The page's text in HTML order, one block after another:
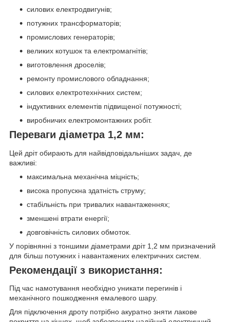
силових електродвигунів;
потужних трансформаторів;
промислових генераторів;
великих котушок та електромагнітів;
виготовлення дроселів;
ремонту промислового обладнання;
силових електротехнічних систем;
індуктивних елементів підвищеної потужності;
виробничих електромонтажних робіт.
Переваги діаметра 1,2 мм:
Цей дріт обирають для найвідповідальніших задач, де
важливі:
максимальна механічна міцність;
висока пропускна здатність струму;
стабільність при тривалих навантаженнях;
зменшені втрати енергії;
довговічність силових обмоток.
У порівнянні з тоншими діаметрами дріт 1,2 мм призначений
для більш потужних і навантажених електричних систем.
Рекомендації з використання:
Під час намотування необхідно уникати перегинів і
механічного пошкодження емалевого шару.
Для підключення дроту потрібно акуратно зняти лакове